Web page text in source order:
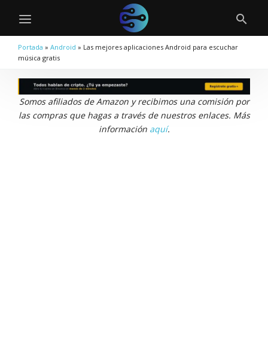
Portada » Android » Las mejores aplicaciones Android para escuchar
música gratis
Somos afiliados de Amazon y recibimos una comisión por
las compras que hagas a través de nuestros enlaces. Más
información aquí.